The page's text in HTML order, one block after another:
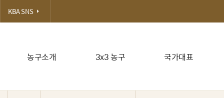
농구소개 3x3 농구 국가대표
KBA SNS